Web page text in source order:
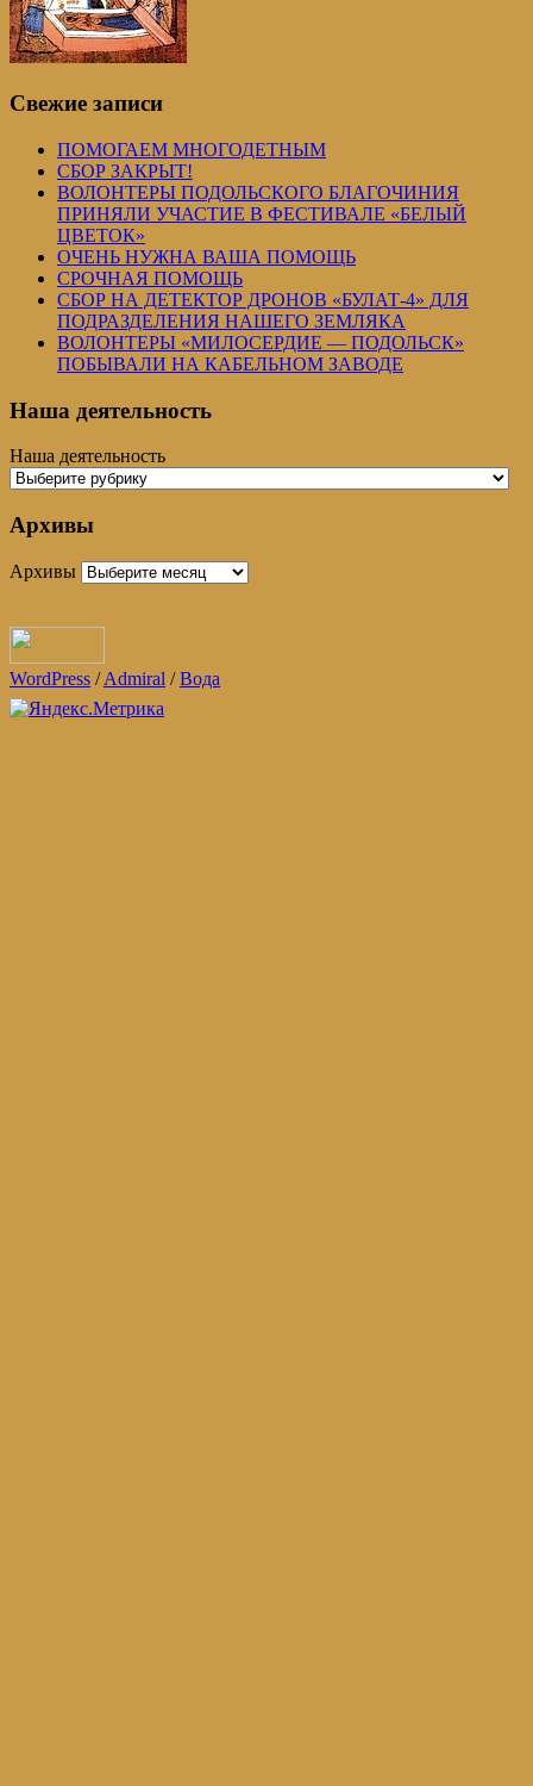
Свежие записи
ПОМОГАЕМ МНОГОДЕТНЫМ
СБОР ЗАКРЫТ!
ВОЛОНТЕРЫ ПОДОЛЬСКОГО БЛАГОЧИНИЯ
ПРИНЯЛИ УЧАСТИЕ В ФЕСТИВАЛЕ «БЕЛЫЙ
ЦВЕТОК»
ОЧЕНЬ НУЖНА ВАША ПОМОЩЬ
СРОЧНАЯ ПОМОЩЬ
СБОР НА ДЕТЕКТОР ДРОНОВ «БУЛАТ-4» ДЛЯ
ПОДРАЗДЕЛЕНИЯ НАШЕГО ЗЕМЛЯКА
ВОЛОНТЕРЫ «МИЛОСЕРДИЕ — ПОДОЛЬСК»
ПОБЫВАЛИ НА КАБЕЛЬНОМ ЗАВОДЕ
Наша деятельность
Наша деятельность
Архивы
Архивы
WordPress /Admiral /Вода